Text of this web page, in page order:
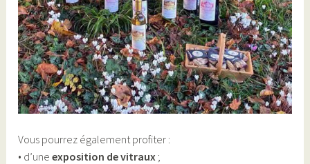
Vous pourrez également profiter :
• d’uneexposition de vitraux ;